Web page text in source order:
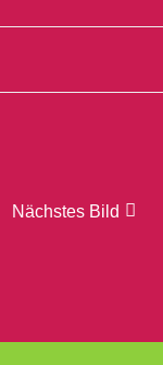
Nächstes Bild